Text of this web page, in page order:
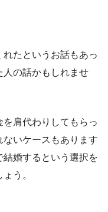
たというお話もあっ
人の話かもしれませ
肩代わりしてもらっ
いケースもあります
婚するという選択を
う。